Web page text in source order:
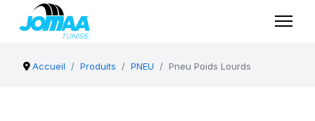
Accueil Produits PNEU Pneu Poids Lourds